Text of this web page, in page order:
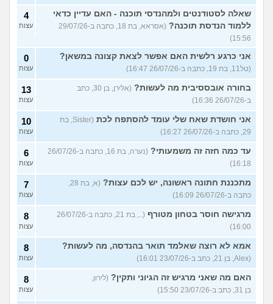
שאלה לסטודנטים ולמהנדסי תוכנה - האם עדיין כדאי
ללמוד הנדסת תוכנה?
(אסראא, בת 18, כתבה ב-29/07/26
15:56)
4
עצות
אני כרגע רלשית האם אפשר לצאת קצונה במשאן?
(טל11, בת 19, כתבה ב-26/07/26 16:47)
0
עצות
בחורה אובססיבית מה לעשות?
(אלירן, בן 30, כתב
ב-26/07/26 16:36)
13
עצות
אני חושדת שאח שלי עומד להסתפח לכת
(Sister, בת
29, כתבה ב-26/07/26 16:27)
10
עצות
עד כמה חזה זה משמעותי?
(נערה, בת 16, כתבה ב-26/07/26
16:18)
6
עצות
מתכננת חתונה ראשונה, יש לכם עצות?
(א, בת 28,
כתבה ב-26/07/26 16:09)
7
עצות
מרגישה חוסר בטחון מטורף
(.., בת 21, כתבה ב-26/07/26
16:00)
8
עצות
אמא לא רוצה שאלמד תואר בהנדסה, מה לעשות?
(Alex, בן 21, כתב ב-23/07/26 16:01)
8
עצות
האם מה שאני מרגיש זה הגיוני ותקין? (לירון,
בן 31, כתב ב-23/07/26 15:50)
8
עצות